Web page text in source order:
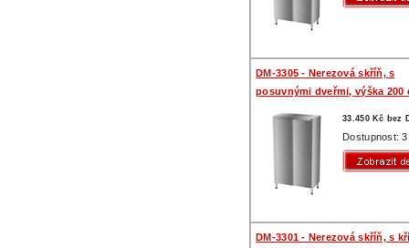
DM-3305 - Nerezová skříň, s
posuvnými dveřmi, výška 200
33.450 Kč bez
Dostupnost:
DM-3301 - Nerezová skříň, s